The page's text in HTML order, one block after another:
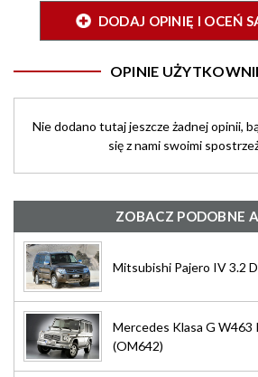
DODAJ OPINIĘ I OCEŃ
OPINIE
Nie dodano tutaj jeszcze żadnej opinii,
się z nami swoimi
ZOBACZ PODOBNE
Mitsubishi Pajero IV 3.2
Mercedes Klasa G
(OM642)